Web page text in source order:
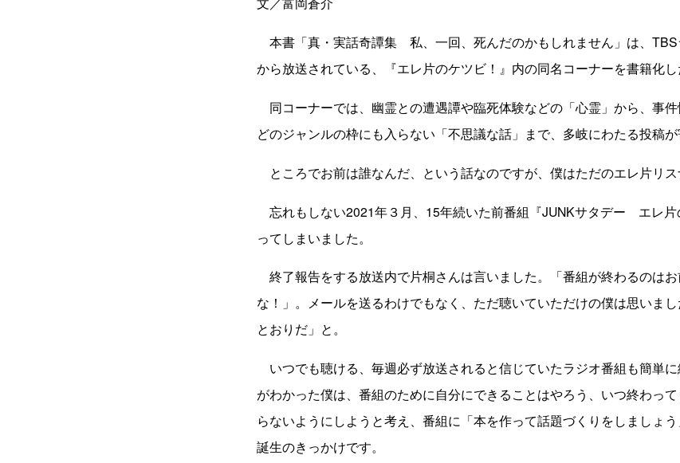
本書「真・実話奇譚集 私、一回、死んだのかもしれません」は、
から放送されている、『エレ片のケツビ！』内の同名コーナーを書籍化し
同コーナーでは、幽霊との遭遇譚や臨死体験などの「心霊」から、事件
どのジャンルの枠にも入らない「不思議な話」まで、多岐にわたる投稿が
ところでお前は誰なんだ、という話なのですが、僕はただのエレ片リス
忘れもしない2021年３月、15年続いた前番組『JUNKサタデー エレ片
ってしまいました。
終了報告をする放送内で片桐さんは言いました。「番組が終わるのは
な！」。メールを送るわけでもなく、ただ聴いていただけの僕は思いま
とおりだ」と。
いつでも聴ける、毎週必ず放送されると信じていたラジオ番組も簡単
がわかった僕は、番組のために自分にできることはやろう、いつ終わっ
らないようにしようと考え、番組に「本を作って話題づくりをしましょ
誕生のきっかけです。